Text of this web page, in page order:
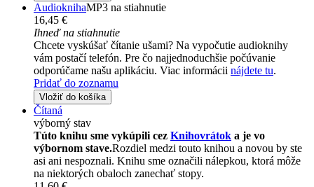
AudioknihaMP3 na stiahnutie
16,45 €
Ihneď na stiahnutie
Chcete vyskúšať čítanie ušami? Na vypočutie audioknihy
vám postačí telefón. Pre čo najjednoduchšie počúvanie
odporúčame našu aplikáciu. Viac informácii nájdete tu.
Pridať do zoznamu
Vložiť do košíka
Čítaná
výborný stav
Túto knihu sme vykúpili cez Knihovrátok a je vo
výbornom stave.Rozdiel medzi touto knihou a novou by ste
asi ani nespoznali. Knihu sme označili nálepkou, ktorá môže
na niektorých obaloch zanechať stopy.